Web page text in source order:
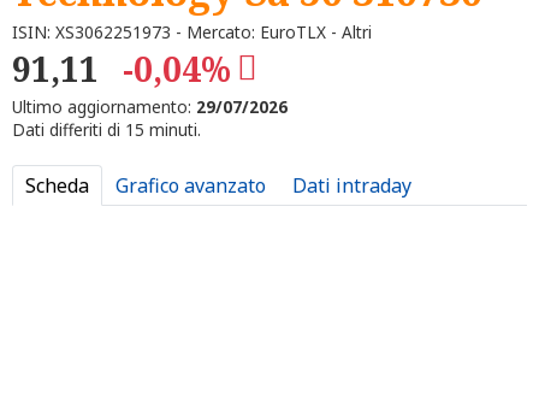
ISIN: XS3062251973 - Mercato: EuroTLX - Altri
91,11 -0,04%
Ultimo aggiornamento: 29/07/2026
Dati differiti di 15 minuti.
Scheda Grafico avanzato Dati intraday